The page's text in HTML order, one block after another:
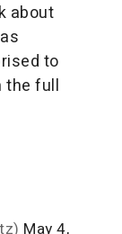
about
to
the full
May 4,